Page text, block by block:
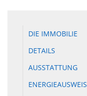
DIE IMMOBILIE
DETAILS
AUSSTATTUNG
ENERGIEAUSWEIS